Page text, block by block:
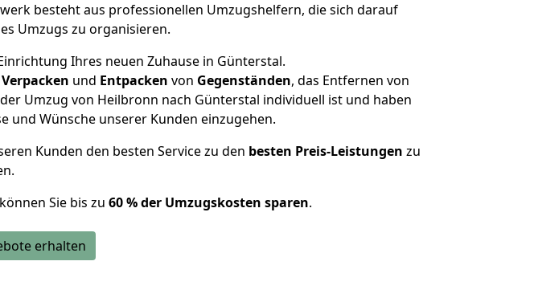
besteht aus professionellen Umzugshelfern, die sich darauf
Umzugs zu organisieren.
Ihres neuen Zuhause in Günterstal.
Verpacken und Entpacken von Gegenständen, das Entfernen von
Umzug von Heilbronn nach Günterstal individuell ist und haben
und Wünsche unserer Kunden einzugehen.
Kunden den besten Service zu den besten Preis-Leistungen zu
Sie bis zu 60 % der Umzugskosten sparen.
erhalten